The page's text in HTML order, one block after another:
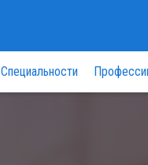
Специальности